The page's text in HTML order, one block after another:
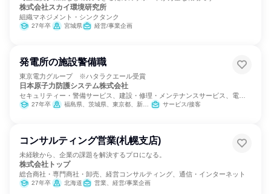
株式会社スカイ環境研究所
組織マネジメント・シンクタンク
27年卒 宮城県 経営/事業企画
発電所の施設警備職
東京電力グループ ※ハタラクエール受賞
日本原子力防護システム株式会社
セキュリティー・警備サービス、建設・修理・メンテナンスサービス、電
力・ガス・水道・エネルギー
27年卒 福島県、茨城県、東京都、新潟県、福井県、静岡県 サービス/接客
コンサルティング営業(札幌支店)
未経験から、企業の課題を解決するプロになる。
株式会社トップ
総合商社・専門商社・卸売、経営コンサルティング、通信・インターネット
27年卒 北海道 営業、経営/事業企画